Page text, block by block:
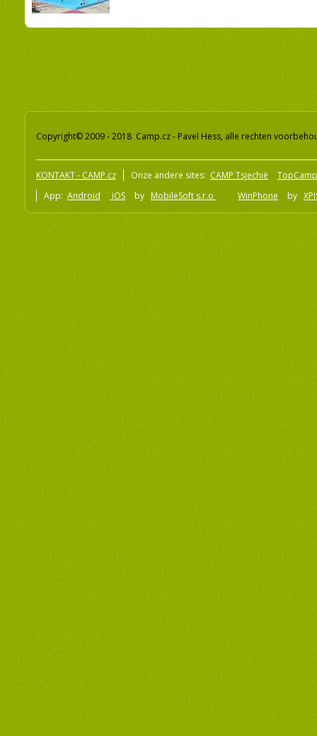
Copyright© 2009 - 2018 Camp.cz - Pavel Hess, alle rechten
KONTAKT - CAMP.cz Onze andere sites: CAMP Tsjechië
App: Android iOS by MobileSoft s.r.o WinPhone by